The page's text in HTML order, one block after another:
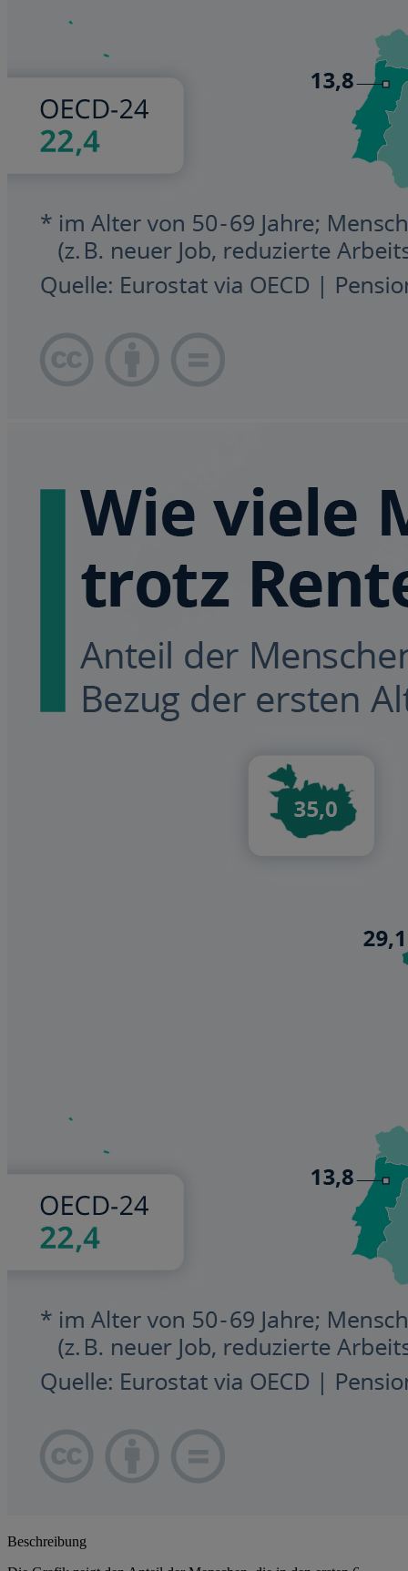
Beschreibung